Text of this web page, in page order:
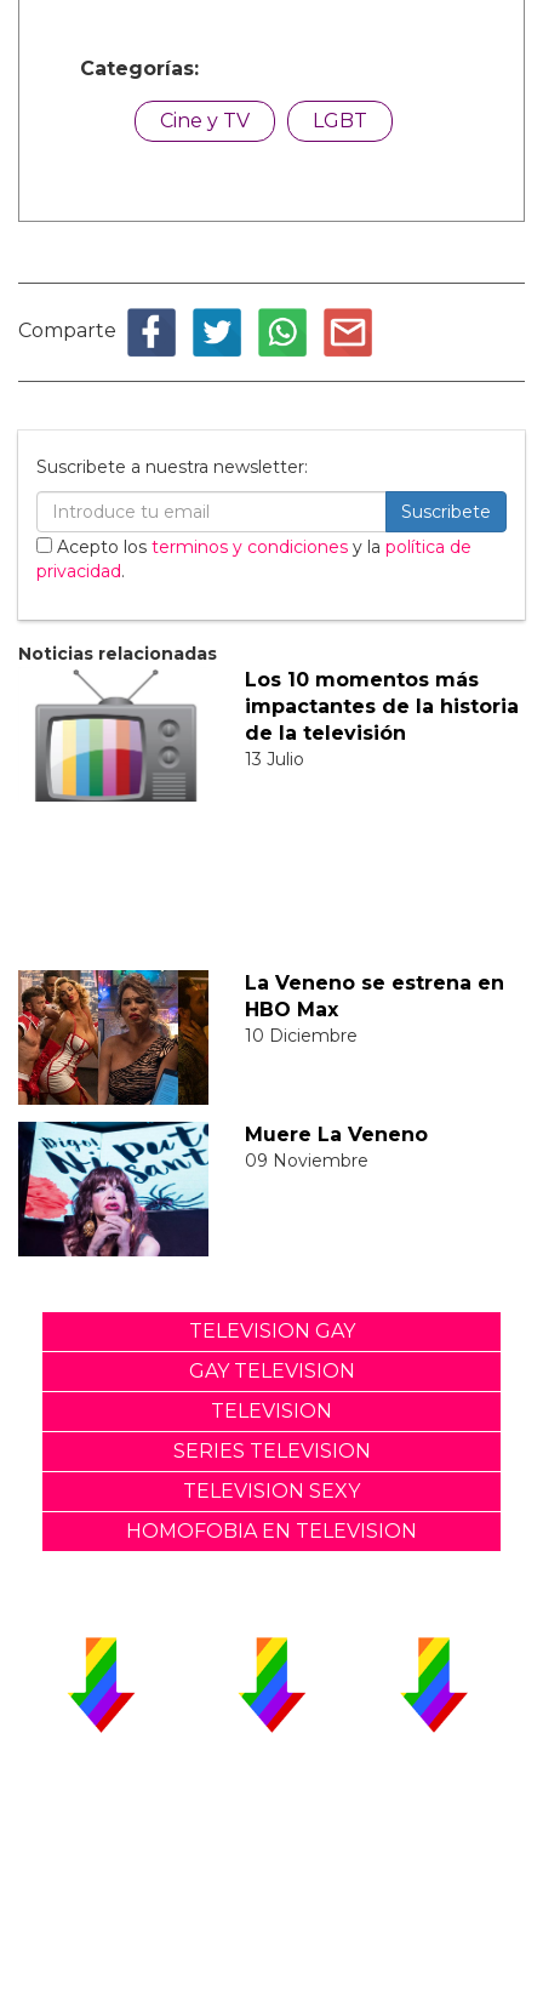
Categorías:
Cine y TV LGBT
Comparte
Suscribete a nuestra newsletter:
Suscribete
Acepto los terminos y condiciones y la política de
privacidad.
Noticias relacionadas
Los 10 momentos más
impactantes de la historia
de la televisión
13 Julio
La Veneno se estrena en
HBO Max
10 Diciembre
Muere La Veneno
09 Noviembre
TELEVISION GAY
GAY TELEVISION
TELEVISION
SERIES TELEVISION
TELEVISION SEXY
HOMOFOBIA EN TELEVISION